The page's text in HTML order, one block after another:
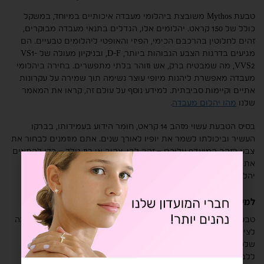
טבעת Mythos משובצת ביהלומי מעבדה איכותיים במיוחד, במשקל
כולל של 1.50 קראט. יהלומים אלו, הגדלים בתנאי מעבדה מבוקרים,
זהים לחלוטין בהרכבם הכימי, הפיזי והאופטי ליהלומים טבעיים. הם
מגיעים בדרגות הצבע הגבוהות ביותר, D-F, ובניקיון מעולה של VS1-
VVS2, מה שמבטיח ברק, אש וזוהר בלתי מתפשרים. בחירה ביהלומי
מעבדה מאפשרת ליהנות מיופי עוצר נשימה תוך שמירה על עקרונות
אתיים וקיימות סביבתית. למידע נוסף על עולם זה, קראו את המאמר
שלנו מהו יהלום מעבדה
בסיס הטבעת עשוי מזהב 14 קראט, חומר הידוע בעמידותו, בברקו
העשיר וביכולתו לשמר את יופיו לאורך שנים. אתם מוזמנים לבחור את
צבע הזהב המועדף עליכם – זהב לבן, צהוב או רוז גולד – כדי להתאים
את הטבעת באופן מושלם לסגנונכם האישי. ניתן להזמין גם עם
יהלומים טבעיים בהתאמה אישית.
למי מתאימה טבעת פאווה יהלומי מעבדה Mythos?
טבעת Mythos היא בחירה אידיאלית כמתנת אירוסין מרשימה, כמתנה
לציון אירוע משמעותי, או כתוספת יוקרתית לקולקציית התכשיטים
שלכם. נוכחותה הדומיננטית אך האלגנטית הופכת אותה למתאימה
ללבישה יומיומית, כמו גם לאירועים מיוחדים בהם תרצו להשאיר